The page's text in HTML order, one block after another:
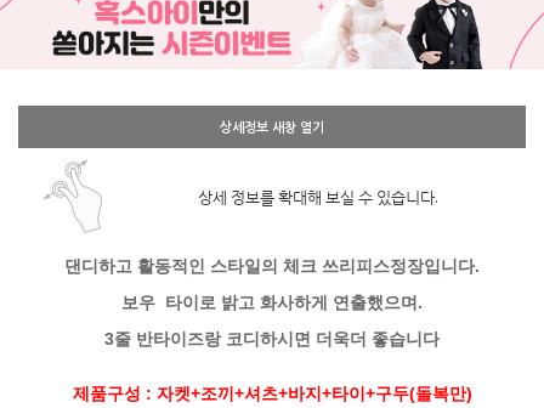
상세정보 새창 열기
상세 정보를 확대해 보실 수 있습니다.
댄디하고 활동적인 스타일의 체크 쓰리피스정장입니다.
보우 타이로 밝고 화사하게 연출했으며.
3줄 반타이즈랑 코디하시면 더욱더 좋습니다
제품구성 : 자켓+조끼+셔츠+바지+타이+구두(돌복만)